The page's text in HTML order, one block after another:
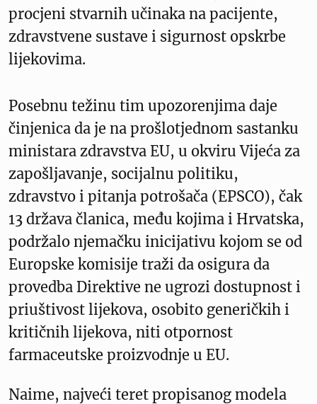
procjeni stvarnih učinaka na pacijente,
zdravstvene sustave i sigurnost opskrbe
lijekovima.
Posebnu težinu tim upozorenjima daje
činjenica da je na prošlotjednom sastanku
ministara zdravstva EU, u okviru Vijeća za
zapošljavanje, socijalnu politiku,
zdravstvo i pitanja potrošača (EPSCO), čak
13 država članica, među kojima i Hrvatska,
podržalo njemačku inicijativu kojom se od
Europske komisije traži da osigura da
provedba Direktive ne ugrozi dostupnost i
priuštivost lijekova, osobito generičkih i
kritičnih lijekova, niti otpornost
farmaceutske proizvodnje u EU.
Naime, najveći teret propisanog modela